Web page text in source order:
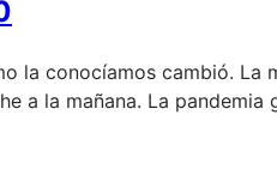
la conocíamos cambió.
a la mañana. La